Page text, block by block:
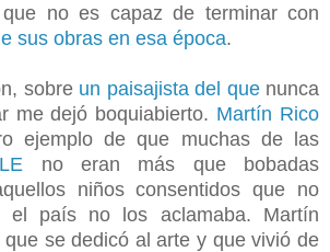
no es capaz de terminar con
sus obras en esa época.
sobre un paisajista del quenunca
me dejó boquiabierto. Martín Rico
ejemplo de que muchas de las
no eran más que bobadas
niños consentidos que no
el país no los aclamaba. Martín
se dedicó al arte y que vivió de